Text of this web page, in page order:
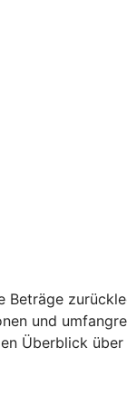
und
Überblick über